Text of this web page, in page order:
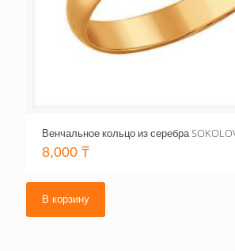
Венчальное кольцо из серебра
8,000 ₸
В корзину